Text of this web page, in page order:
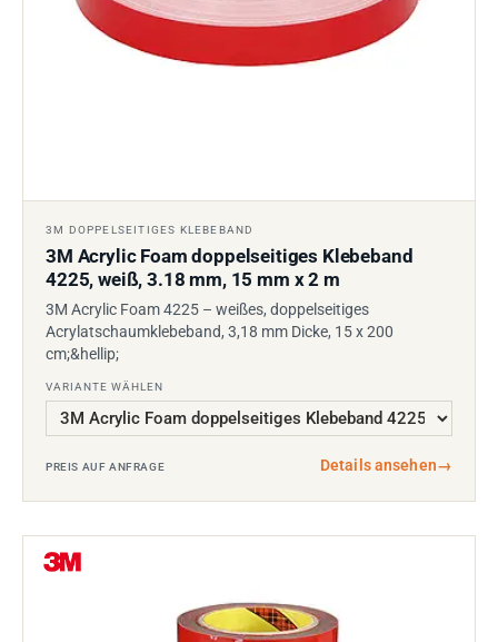
3M DOPPELSEITIGES KLEBEBAND
3M Acrylic Foam doppelseitiges Klebeband
4225, weiß, 3.18 mm, 15 mm x 2 m
3M Acrylic Foam 4225 – weißes, doppelseitiges
Acrylatschaumklebeband, 3,18 mm Dicke, 15 x 200
cm;&hellip;
VARIANTE WÄHLEN
PREIS AUF ANFRAGE Details ansehen→